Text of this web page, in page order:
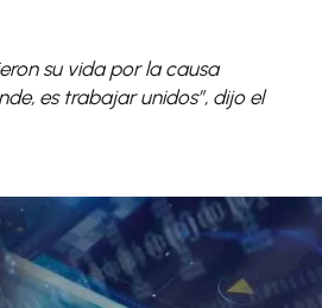
su vida por la causa
es trabajar unidos”, dijo el